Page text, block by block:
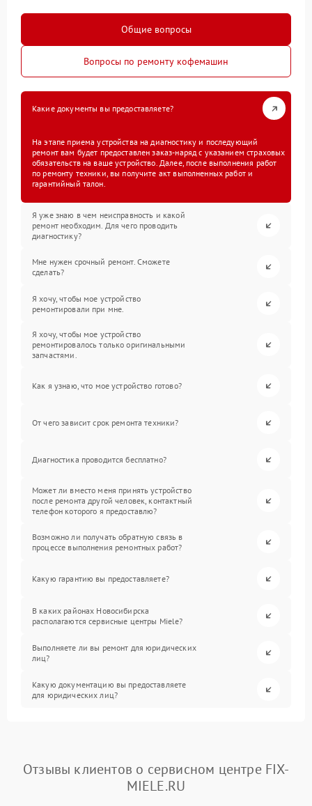
Общие вопросы
Вопросы по ремонту кофемашин
Какие документы вы предоставляете?
На этапе приема устройства на диагностику и последующий
ремонт вам будет предоставлен заказ-наряд с указанием страховых
обязательств на ваше устройство. Далее, после выполнения работ
по ремонту техники, вы получите акт выполненных работ и
гарантийный талон.
Я уже знаю в чем неисправность и какой
ремонт необходим. Для чего проводить
диагностику?
Мне нужен срочный ремонт. Сможете
сделать?
Я хочу, чтобы мое устройство
ремонтировали при мне.
Я хочу, чтобы мое устройство
ремонтировалось только оригинальными
запчастями.
Как я узнаю, что мое устройство готово?
От чего зависит срок ремонта техники?
Диагностика проводится бесплатно?
Может ли вместо меня принять устройство
после ремонта другой человек, контактный
телефон которого я предоставлю?
Возможно ли получать обратную связь в
процессе выполнения ремонтных работ?
Какую гарантию вы предоставляете?
В каких районах Новосибирска
располагаются сервисные центры Miele?
Выполняете ли вы ремонт для юридических
лиц?
Какую документацию вы предоставляете
для юридических лиц?
Отзывы клиентов о сервисном центре FIX-
MIELE.RU